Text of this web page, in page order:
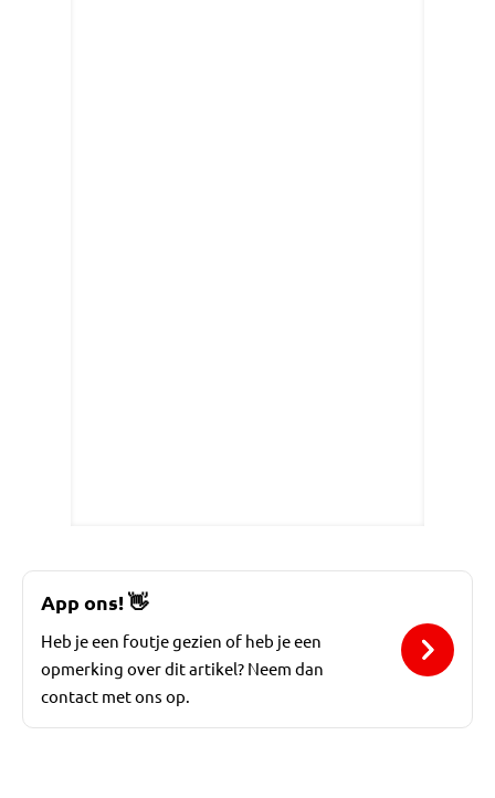
App ons!👋
Heb je een foutje gezien of heb je een
opmerking over dit artikel? Neem dan
contact met ons op.